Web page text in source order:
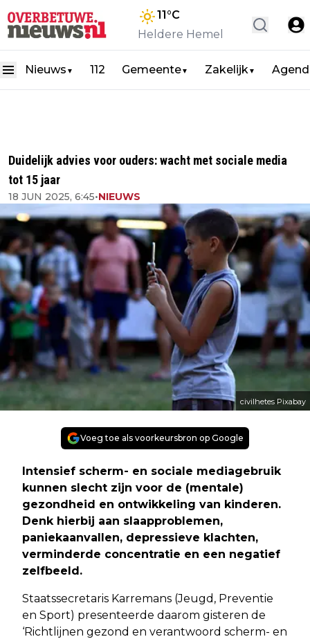
11°C
Heldere Hemel
Nieuws ▼ 112 Gemeente▼ Zakelijk▼
Duidelijk advies voor ouders: wacht met sociale media
tot 15 jaar
18 JUN 2025, 6:45•NIEUWS
civilhetes Pixabay
Voeg toe als voorkeursbron op Google
Intensief scherm- en sociale mediagebruik
kunnen slecht zijn voor de (mentale)
gezondheid en ontwikkeling van kinderen.
Denk hierbij aan slaapproblemen,
paniekaanvallen, depressieve klachten,
verminderde concentratie en een negatief
zelfbeeld.
Staatssecretaris Karremans (Jeugd, Preventie
en Sport) presenteerde daarom gisteren de
‘Richtlijnen gezond en verantwoord scherm- en